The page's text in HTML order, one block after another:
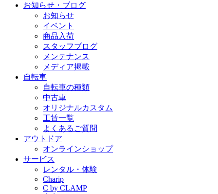
お知らせ・ブログ
お知らせ
イベント
商品入荷
スタッフブログ
メンテナンス
メディア掲載
自転車
自転車の種類
中古車
オリジナルカスタム
工賃一覧
よくあるご質問
アウトドア
オンラインショップ
サービス
レンタル・体験
Charip
C by CLAMP